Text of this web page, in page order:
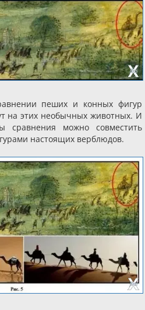
пеших и конных фигур
на этих необычных животных. И
сравнения можно совместить
настоящих верблюдов.